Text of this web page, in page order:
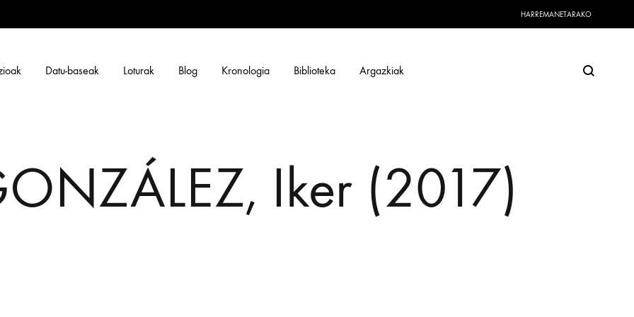
HARREMANETARAKO
Datu-baseak Loturak Blog Kronologia Biblioteka Argazkiak Search
Iker (2017)